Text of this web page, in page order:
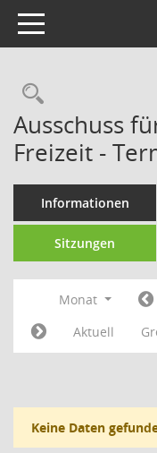
Toggle navigation
Ausschuss
Freizeit -
Informationen
Sitzungen
Monat
Aktuell
Keine Daten